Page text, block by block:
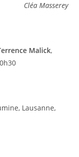
Cléa Masserey
Malick,
Lausanne,